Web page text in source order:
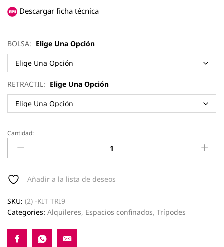
Descargar ficha técnica
BOLSA: Elige Una Opción
RETRACTIL: Elige Una Opción
KIT
TRIPODE
TRI
ESPACIOS
quantity
Cantidad:
Añadir a la lista de deseos
SKU: (2) -KIT TRI9
Categories: Alquileres, Espacios confinados, Trípodes